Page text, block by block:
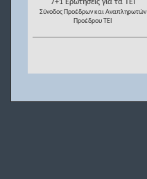
7+1 Ερωτήσεις για τα ΤΕΙ
Σύνοδος Προέδρων και Αναπληρωτών
Προέδρου ΤΕΙ